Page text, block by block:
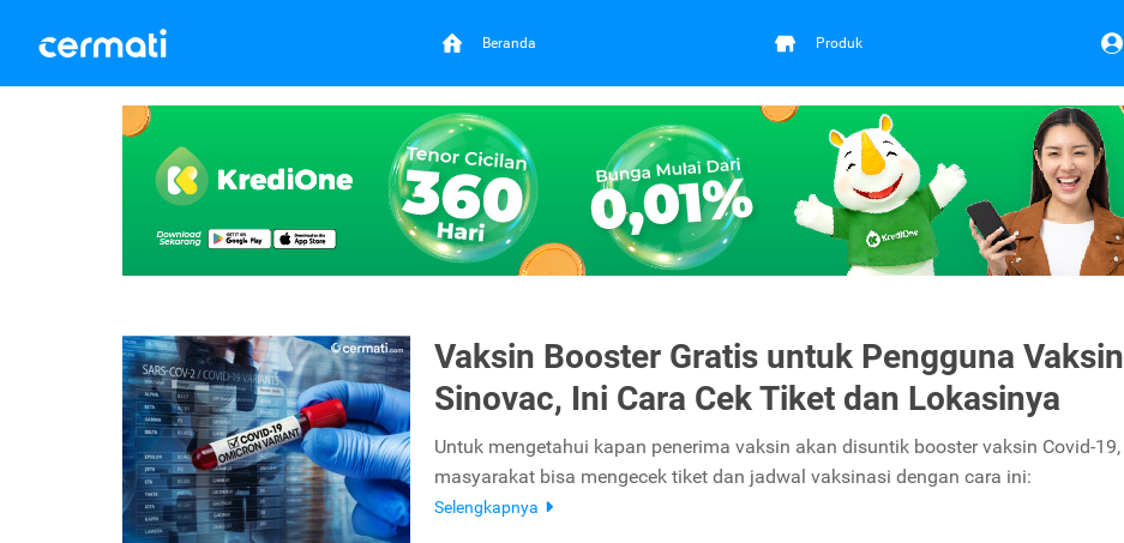
Beranda Produk
Vaksin Booster Gratis untuk Pengguna Vaksin
Sinovac, Ini Cara Cek Tiket dan Lokasinya
Untuk mengetahui kapan penerima vaksin akan disuntik booster vaksin Covid-19,
masyarakat bisa mengecek tiket dan jadwal vaksinasi dengan cara ini:
Selengkapnya